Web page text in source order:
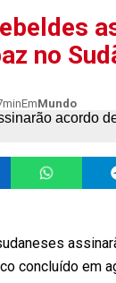
no
EmMundo
concluído em